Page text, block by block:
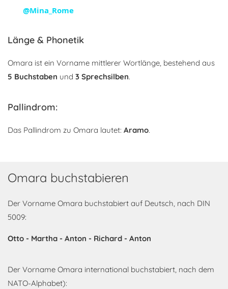
@Mina_Rome
Länge & Phonetik
Omara ist ein Vorname mittlerer Wortlänge, bestehend aus
5 Buchstaben und 3 Sprechsilben.
Pallindrom:
Das Pallindrom zu Omara lautet: Aramo.
Omara buchstabieren
Der Vorname Omara buchstabiert auf Deutsch, nach DIN
5009:
Otto - Martha - Anton - Richard - Anton
Der Vorname Omara international buchstabiert, nach dem
NATO-Alphabet):